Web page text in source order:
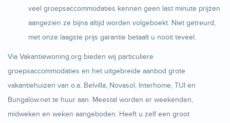
veel groepsaccommodaties kennen geen last minute prijzen
aangezien ze bijna altijd worden volgeboekt. Niet getreurd,
met onze laagste prijs garantie betaalt u nooit teveel.
Via Vakantiewoning.org bieden wij particuliere
groepsaccommodaties en het uitgebreide aanbod grote
vakantiehuizen van o.a. Belvilla, Novasol, Interhome, TUI en
Bungalow.net te huur aan. Meestal worden er weekenden,
midweken en weken aangeboden. Heeft u zelf een groot